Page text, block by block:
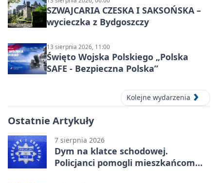
SZWAJCARIA CZESKA I SAKSOŃSKA –
wycieczka z Bydgoszczy
13 sierpnia 2026, 11:00
Święto Wojska Polskiego „Polska
SAFE - Bezpieczna Polska”
Kolejne wydarzenia
Ostatnie Artykuły
7 sierpnia 2026
Dym na klatce schodowej.
Policjanci pomogli mieszkańcom